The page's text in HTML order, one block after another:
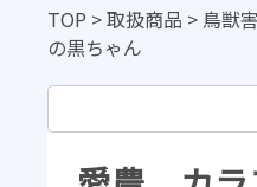
TOP >取扱商品 > 鳥獣
の黒ちゃん